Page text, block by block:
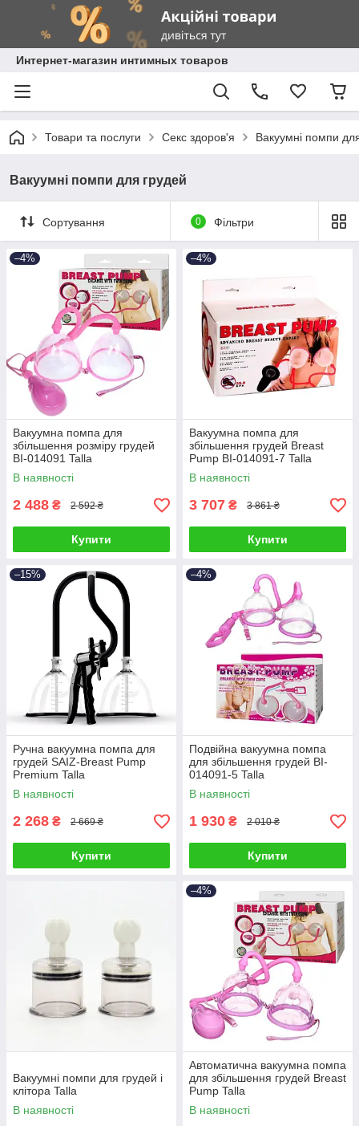
Интернет-магазин интимных товаров
Товари та послуги Секс здоров'я Вакуумні помпи
Вакуумні помпи для грудей
Сортування 0 Фільтри
–4%
Вакуумна помпа для
збільшення розміру грудей
BI-014091 Talla
В наявності
2 488 ₴ 2 592 ₴
Купити
–4%
Вакуумна помпа для
збільшення грудей Breast
Pump BI-014091-7 Talla
В наявності
3 707 ₴ 3 861 ₴
Купити
–15%
Ручна вакуумна помпа для
грудей SAIZ-Breast Pump
Premium Talla
В наявності
2 268 ₴ 2 669 ₴
Купити
–4%
Подвійна вакуумна помпа
для збільшення грудей BI-
014091-5 Talla
В наявності
1 930 ₴ 2 010 ₴
Купити
Вакуумні помпи для грудей і
клітора Talla
В наявності
–4%
Автоматична вакуумна помпа
для збільшення грудей Breast
Pump Talla
В наявності